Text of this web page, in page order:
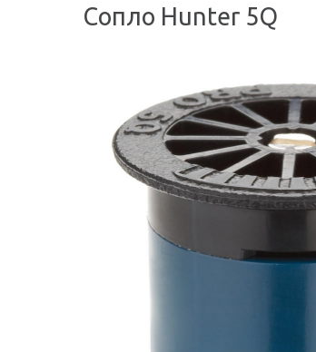
Сопло Hunter 5Q